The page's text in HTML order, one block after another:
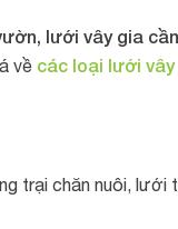
lưới vây gia
về các loại lưới
trại chăn nuôi, lưới